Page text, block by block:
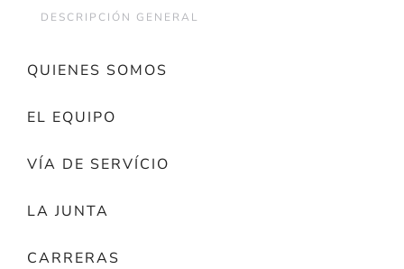
DESCRIPCIÓN GENERAL
QUIENES SOMOS
EL EQUIPO
VÍA DE SERVÍCIO
LA JUNTA
CARRERAS